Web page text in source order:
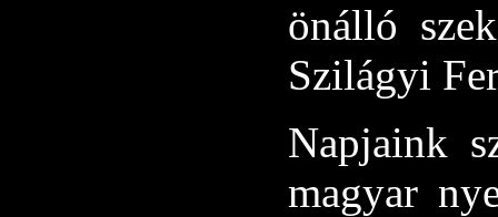
önálló
Szilágyi
Napjaink
magyar